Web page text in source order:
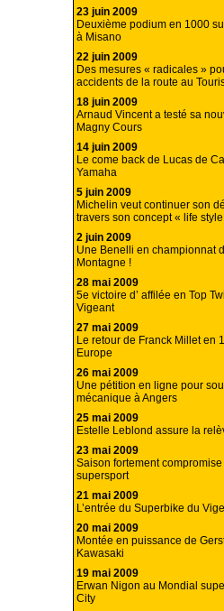
23 juin 2009
Deuxième podium en 1000
à Misano
22 juin 2009
Des mesures « radicales »
accidents de la route au
18 juin 2009
Arnaud Vincent a testé sa
Magny Cours
14 juin 2009
Le come back de Lucas de
Yamaha
5 juin 2009
Michelin veut continuer son
travers son concept « life
2 juin 2009
Une Benelli en championnat
Montagne !
28 mai 2009
5e victoire d’ affilée en Top
Vigeant
27 mai 2009
Le retour de Franck Millet en
Europe
26 mai 2009
Une pétition en ligne pour
mécanique à Angers
25 mai 2009
Estelle Leblond assure la
23 mai 2009
Saison fortement
supersport
21 mai 2009
L’entrée du Superbike du
20 mai 2009
Montée en puissance de
Kawasaki
19 mai 2009
Erwan Nigon au Mondial
City